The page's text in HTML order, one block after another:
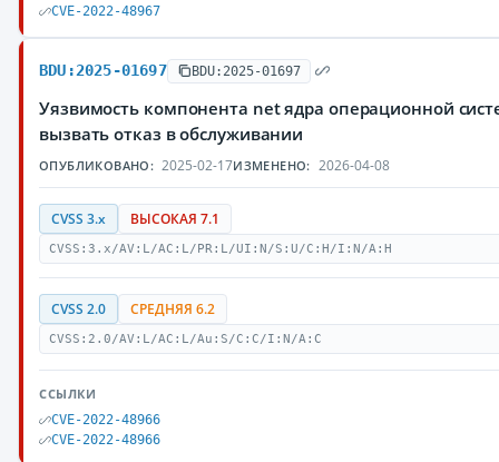
CVE-2022-48967
BDU:2025-01697 BDU:2025-01697
Уязвимость компонента net ядра операционной
вызвать отказ в обслуживании
ОПУБЛИКОВАНО: 2025-02-17ИЗМЕНЕНО: 2026-04-08
CVSS 3.x ВЫСОКАЯ 7.1
CVSS:3.x/AV:L/AC:L/PR:L/UI:N/S:U/C:H/I:N/A:H
CVSS 2.0 СРЕДНЯЯ 6.2
CVSS:2.0/AV:L/AC:L/Au:S/C:C/I:N/A:C
ССЫЛКИ
CVE-2022-48966
CVE-2022-48966